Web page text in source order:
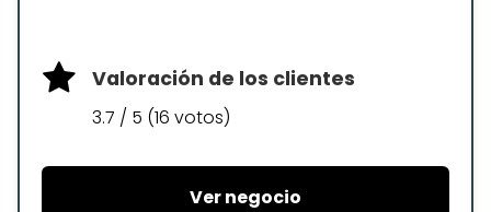
Valoración de los clientes
3.7 / 5 (16 votos)
Ver negocio